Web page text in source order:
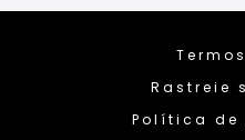
Rastreie
Política de